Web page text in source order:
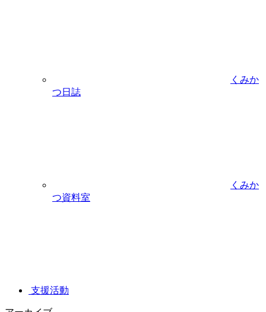
くみか
つ日誌
くみか
つ資料室
支援活動